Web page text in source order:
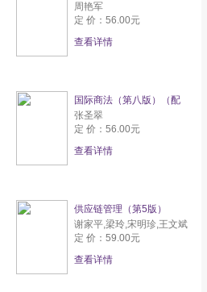
周艳军
定 价：56.00元
查看详情
国际商法（第八版）（配
张圣翠
定 价：56.00元
查看详情
供应链管理（第5版）
谢家平,梁玲,宋明珍,王文斌
定 价：59.00元
查看详情